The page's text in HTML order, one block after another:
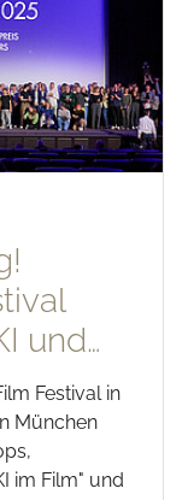
und…
Festival in
München
im Film" und